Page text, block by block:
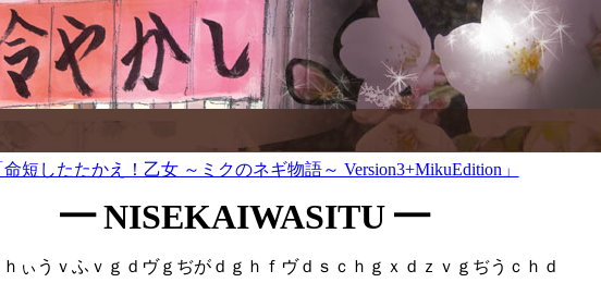
━ NISEKAIWASITU ━
ぃうｖふｖｇｄヴｇぢがｄｇｈｆヴｄｓｃｈｇｘｄｚｖｇぢうｃｈｄ